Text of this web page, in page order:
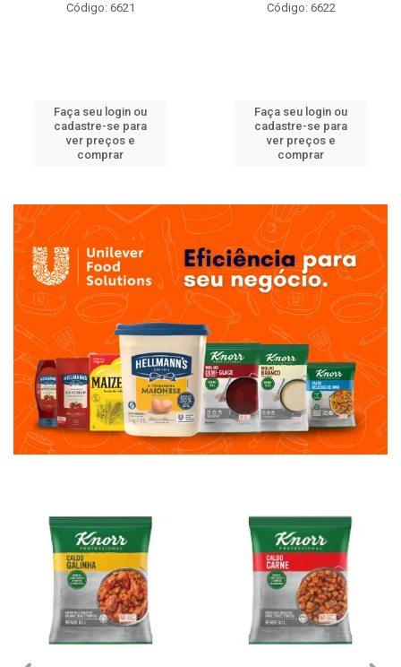
Código: 6621
Faça seu login ou
cadastre-se para
ver preços e
comprar
Código: 6622
Faça seu login ou
cadastre-se para
ver preços e
comprar